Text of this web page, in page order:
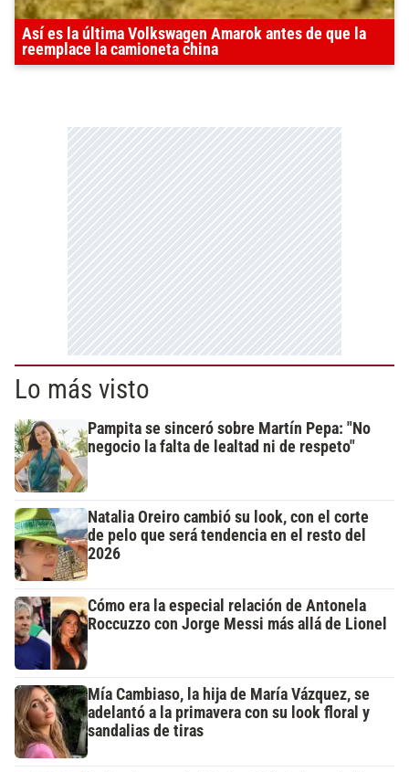
Así es la última Volkswagen Amarok antes de que la
reemplace la camioneta china
Lo más visto
Pampita se sinceró sobre Martín Pepa: "No
negocio la falta de lealtad ni de respeto"
Natalia Oreiro cambió su look, con el corte
de pelo que será tendencia en el resto del
2026
Cómo era la especial relación de Antonela
Roccuzzo con Jorge Messi más allá de Lionel
Mía Cambiaso, la hija de María Vázquez, se
adelantó a la primavera con su look floral y
sandalias de tiras